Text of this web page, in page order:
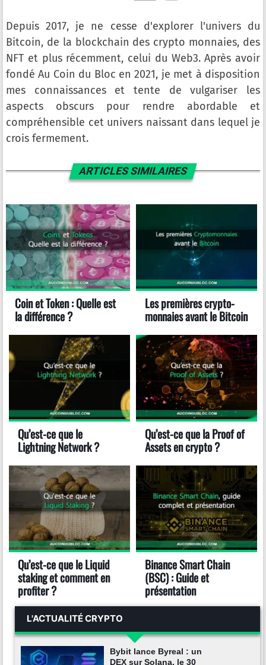
Depuis 2017, je ne cesse d'explorer l'univers du
Bitcoin, de la blockchain des crypto monnaies, des
NFT et plus récemment, celui du Web3. Après avoir
fondé Au Coin du Bloc en 2021, je met à disposition
mes connaissances et tente de vulgariser les
aspects obscurs pour rendre abordable et
compréhensible cet univers naissant dans lequel je
crois fermement.
ARTICLES SIMILAIRES
Coin et Token : Quelle est
la différence ?
Les premières crypto-
monnaies avant le Bitcoin
Qu’est-ce que le
Lightning Network ?
Qu’est-ce que la Proof of
Assets en crypto ?
Qu’est-ce que le Liquid
staking et comment en
profiter ?
Binance Smart Chain
(BSC) : Guide et
présentation
L'ACTUALITÉ CRYPTO
Bybit lance Byreal : un
DEX sur Solana, le 30